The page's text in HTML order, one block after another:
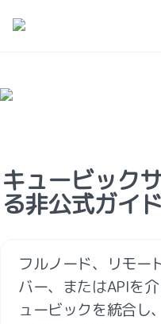
キュービック
る非公式ガイド
フルノード、リモー
バー、またはAPIを
ュービックを統合し